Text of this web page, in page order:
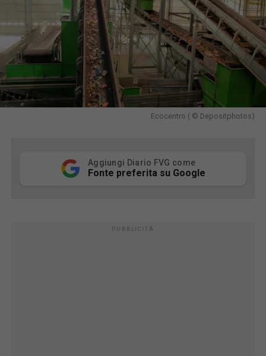
Ecocentro ( © Depositphotos)
Aggiungi Diario FVG come
Fonte preferita su Google